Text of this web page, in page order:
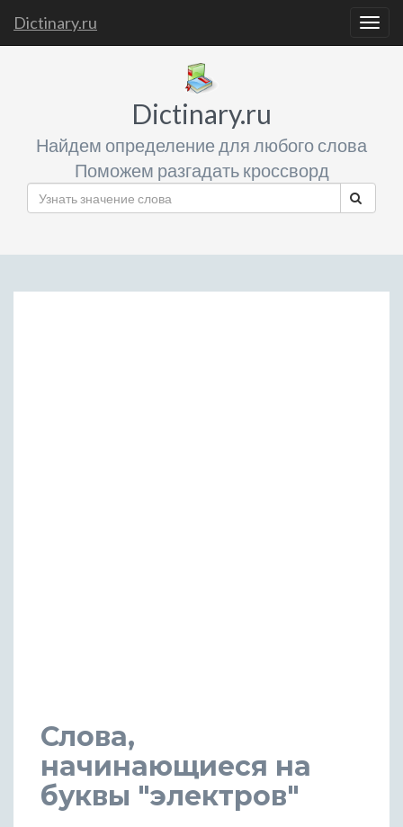
Dictinary.ru
Dictinary.ru
Найдем определение для любого слова
Поможем разгадать кроссворд
Слова,
начинающиеся на
буквы "электров"